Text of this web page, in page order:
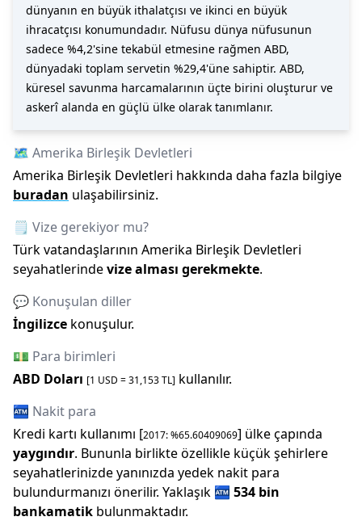
dünyanın en büyük ithalatçısı ve ikinci en büyük
ihracatçısı konumundadır. Nüfusu dünya nüfusunun
sadece %4,2'sine tekabül etmesine rağmen ABD,
dünyadaki toplam servetin %29,4'üne sahiptir. ABD,
küresel savunma harcamalarının üçte birini oluşturur ve
askerî alanda en güçlü ülke olarak tanımlanır.
🗺️ Amerika Birleşik Devletleri
Amerika Birleşik Devletleri hakkında daha fazla bilgiye
buradan ulaşabilirsiniz.
🗒️ Vize gerekiyor mu?
Türk vatandaşlarının Amerika Birleşik Devletleri
seyahatlerindevize alması gerekmekte.
💬 Konuşulan diller
İngilizce konuşulur.
💵 Para birimleri
ABD Doları [1 USD =31,153TL] kullanılır.
🏧 Nakit para
Kredi kartı kullanımı [2017: %65.60409069] ülke çapında
yaygındır. Bununla birlikte özellikle küçük şehirlere
seyahatlerinizde yanınızda yedek nakit para
bulundurmanızı önerilir. Yaklaşık 🏧 534 bin
bankamatik bulunmaktadır.